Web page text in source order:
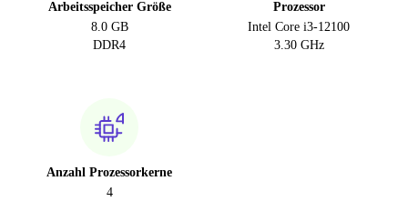
Arbeitsspeicher Größe
8.0 GB
DDR4
Prozessor
Intel Core i3-12100
3.30 GHz
Anzahl Prozessorkerne
4